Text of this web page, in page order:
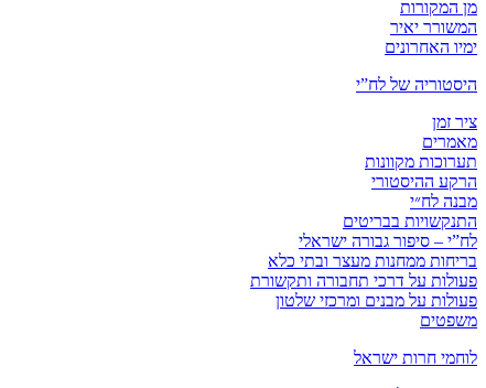
מן המקורות
המשורר יאיר
ימיו האחרונים
היסטוריה של לח”י
ציר זמן
מאמרים
תערוכות מקוונות
הרקע ההיסטורי
מבנה לח״י
התנקשויות בבריטים
לח”י – סיפור גבורה ישראלי
בריחות ממחנות מעצר ובתי כלא
פעולות על דרכי תחבורה ותקשורת
פעולות על מבנים ומרכזי שלטון
משפטים
לוחמי חרות ישראל